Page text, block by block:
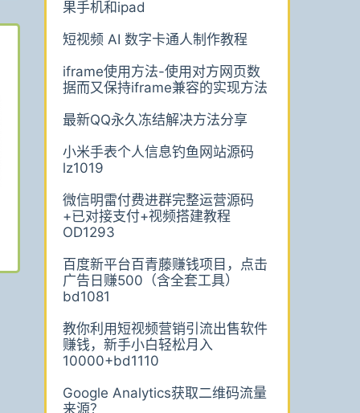
果手机和ipad
短视频 AI 数字卡通人制作教程
iframe使用方法-使用对方网页数
据而又保持iframe兼容的实现方法
最新QQ永久冻结解决方法分享
小米手表个人信息钓鱼网站源码
lz1019
微信明雷付费进群完整运营源码
+已对接支付+视频搭建教程
OD1293
百度新平台百青藤赚钱项目，点击
广告日赚500（含全套工具）
bd1081
教你利用短视频营销引流出售软件
赚钱，新手小白轻松月入
10000+bd1110
Google Analytics获取二维码流量
来源？